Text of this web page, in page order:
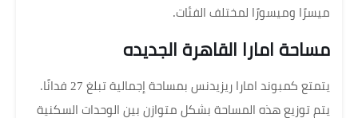
ميسرًا وميسورًا لمختلف الفئات.
مساحة امارا القاهرة الجديده
يتمتع كمبوند امارا ريزيدنس بمساحة إجمالية تبلغ 27 فدانًا.
يتم توزيع هذه المساحة بشكل متوازن بين الوحدات السكنية